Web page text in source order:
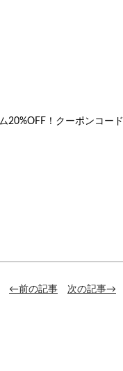
20%OFF！クーポンコード
←前の記事 次の記事→